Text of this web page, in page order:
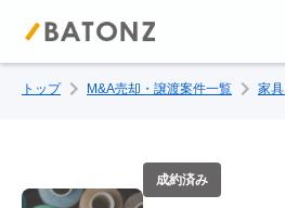
トップページ
M&A案件一覧
トップ M&A売却・譲渡案件一覧 家
成約済み